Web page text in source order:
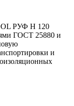
РУФ Н 120
ГОСТ 25880 и
и